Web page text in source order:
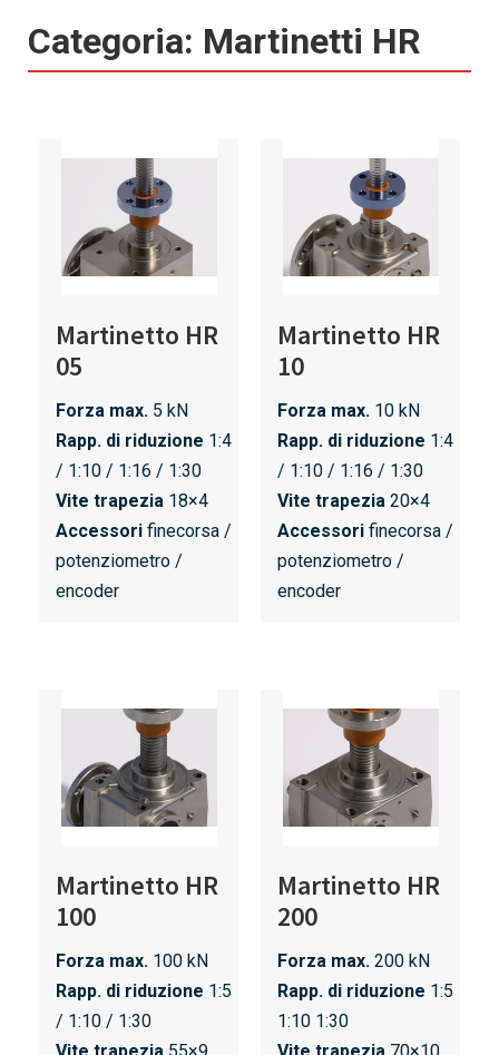
Categoria: Martinetti HR
Martinetto HR
05
Forza max. 5 kN
Rapp. di riduzione 1:4
/ 1:10 / 1:16 / 1:30
Vite trapezia 18×4
Accessori finecorsa /
potenziometro /
encoder
Martinetto HR
10
Forza max. 10 kN
Rapp. di riduzione 1:4
/ 1:10 / 1:16 / 1:30
Vite trapezia 20×4
Accessori finecorsa /
potenziometro /
encoder
Martinetto HR
100
Forza max. 100 kN
Rapp. di riduzione 1:5
/ 1:10 / 1:30
Martinetto HR
200
Forza max. 200 kN
Rapp. di riduzione 1:5
1:10 1:30